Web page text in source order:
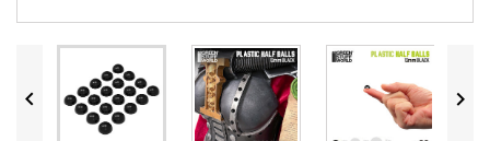
 